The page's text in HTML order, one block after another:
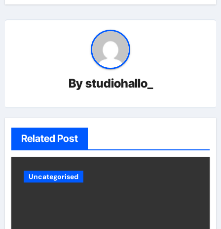
Bystudiohallo_
Related Post
Uncategorised